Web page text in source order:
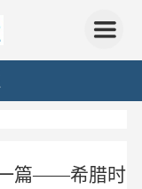
一篇——希腊时